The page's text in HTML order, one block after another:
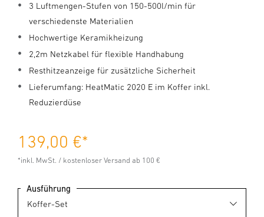
3 Luftmengen-Stufen von 150-500l/min für
verschiedenste Materialien
Hochwertige Keramikheizung
2,2m Netzkabel für flexible Handhabung
Resthitzeanzeige für zusätzliche Sicherheit
Lieferumfang: HeatMatic 2020 E im Koffer inkl.
Reduzierdüse
139,00 €*
*inkl. MwSt. / kostenloser Versand ab 100 €
Ausführung